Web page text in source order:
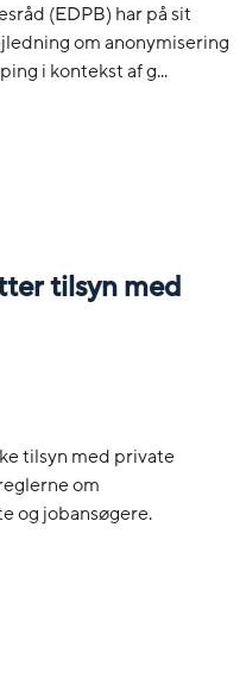
(EDPB) har på sit
om anonymisering
i kontekst af g...
tilsyn med
tilsyn med private
om
og jobansøgere.